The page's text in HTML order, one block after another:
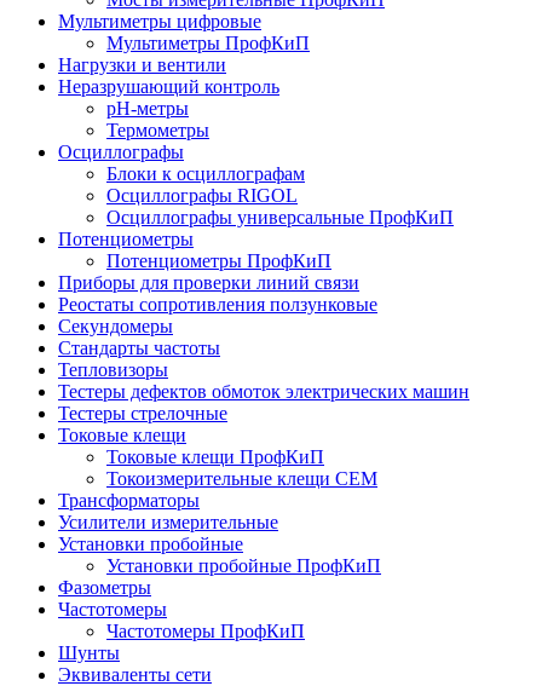
Мультиметры цифровые
Мультиметры ПрофКиП
Нагрузки и вентили
Неразрушающий контроль
pH-метры
Термометры
Осциллографы
Блоки к осциллографам
Осциллографы RIGOL
Осциллографы универсальные ПрофКиП
Потенциометры
Потенциометры ПрофКиП
Приборы для проверки линий связи
Реостаты сопротивления ползунковые
Секундомеры
Стандарты частоты
Тепловизоры
Тестеры дефектов обмоток электрических машин
Тестеры стрелочные
Токовые клещи
Токовые клещи ПрофКиП
Токоизмерительные клещи CEM
Трансформаторы
Усилители измерительные
Установки пробойные
Установки пробойные ПрофКиП
Фазометры
Частотомеры
Частотомеры ПрофКиП
Шунты
Эквиваленты сети